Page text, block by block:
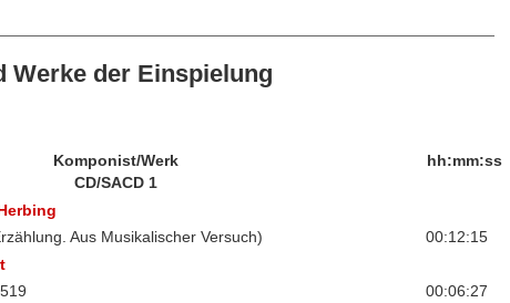
Werke der Einspielung
Komponist/Werk
hh:mm:ss
CD/SACD 1
Aus Musikalischer Versuch)
00:12:15
00:06:27